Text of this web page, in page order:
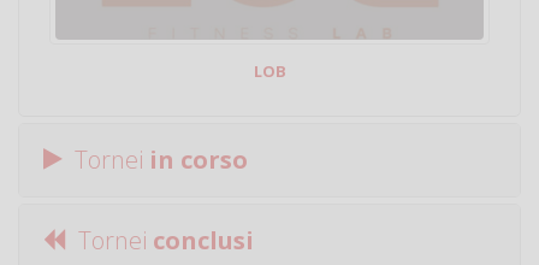
LOB
Tornei in corso
Tornei conclusi